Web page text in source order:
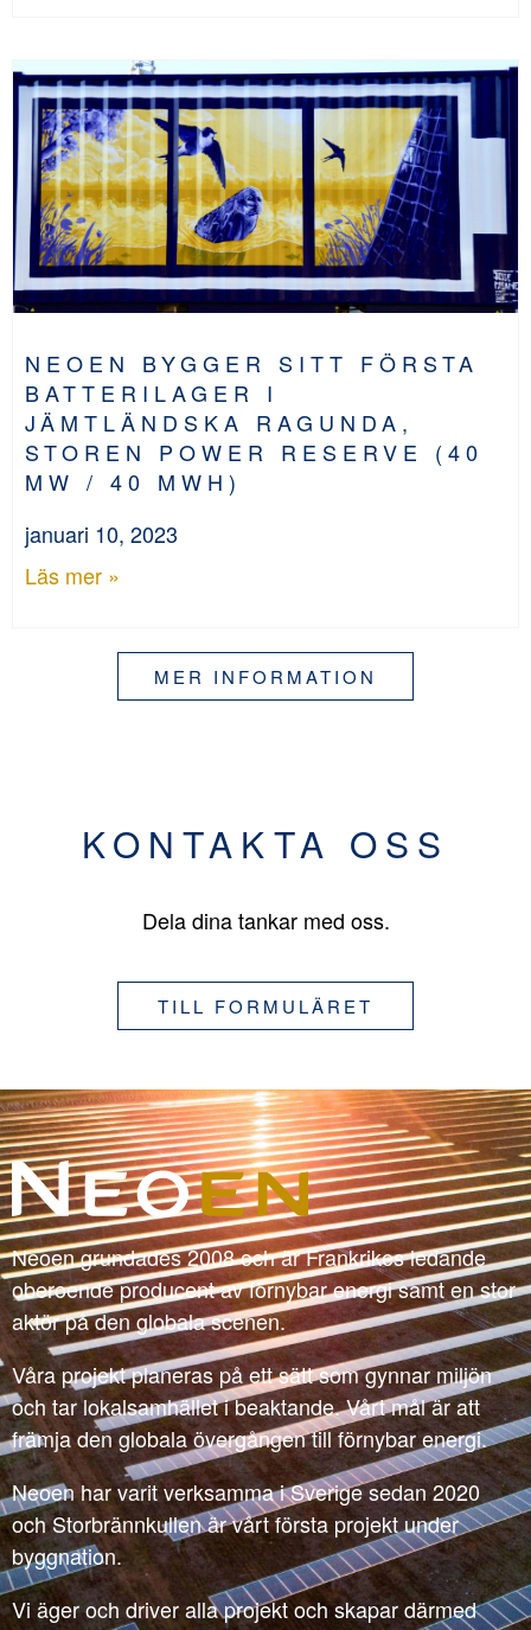
NEOEN BYGGER SITT FÖRSTA
BATTERILAGER I
JÄMTLÄNDSKA RAGUNDA,
STOREN POWER RESERVE (40
MW / 40 MWH)
januari 10, 2023
Läs mer »
MER INFORMATION
KONTAKTA OSS
Dela dina tankar med oss.
TILL FORMULÄRET
Neoen grundades 2008 och är Frankrikes ledande
oberoende producent av förnybar energi samt en stor
aktör på den globala scenen.
Våra projekt planeras på ett sätt som gynnar miljön
och tar lokalsamhället i beaktande. Vårt mål är att
främja den globala övergången till förnybar energi.
Neoen har varit verksamma i Sverige sedan 2020
och Storbrännkullen är vårt första projekt under
byggnation.
Vi äger och driver alla projekt och skapar därmed